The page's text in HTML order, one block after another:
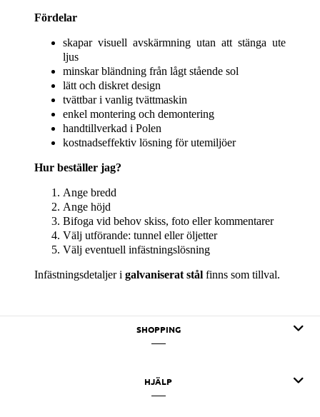
Fördelar
skapar visuell avskärmning utan att stänga ute
ljus
minskar bländning från lågt stående sol
lätt och diskret design
tvättbar i vanlig tvättmaskin
enkel montering och demontering
handtillverkad i Polen
kostnadseffektiv lösning för utemiljöer
Hur beställer jag?
Ange bredd
Ange höjd
Bifoga vid behov skiss, foto eller kommentarer
Välj utförande: tunnel eller öljetter
Välj eventuell infästningslösning
Infästningsdetaljer i galvaniserat stål finns som tillval.
SHOPPING
HJÄLP